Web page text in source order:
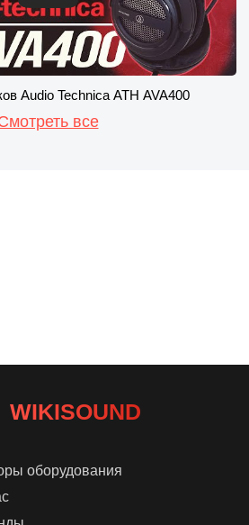
Audio Technica ATH AVA400
все
WIKISOUND
оборудования